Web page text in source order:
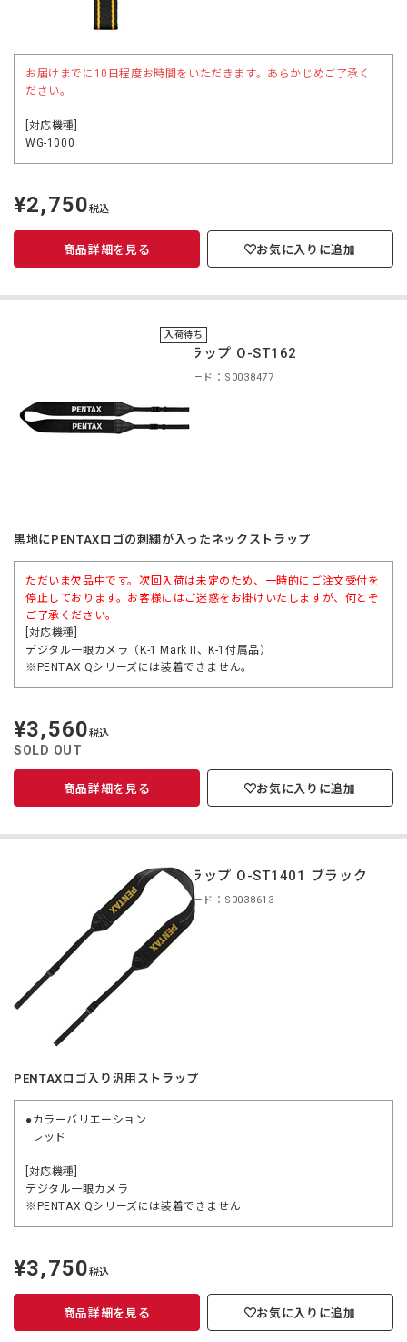
お届けまでに10日程度お時間をいただきます。あらかじめご了承く
ださい。
[対応機種]
WG-1000
定
価
¥2,750税込
商品詳細を見る お気に入りに追加
入荷待ち
ストラップ O-ST162
商品コード：S0038477
黒地にPENTAXロゴの刺繍が入ったネックストラップ
ただいま欠品中です。次回入荷は未定のため、一時的にご注文受付を
停止しております。お客様にはご迷惑をお掛けいたしますが、何とぞ
ご了承ください。
[対応機種]
デジタル一眼カメラ（K-1 Mark II、K-1付属品）
※PENTAX Qシリーズには装着できません。
定
価
¥3,560税込
SOLD OUT
商品詳細を見る お気に入りに追加
ストラップ O-ST1401 ブラック
商品コード：S0038613
PENTAXロゴ入り汎用ストラップ
●カラーバリエーション
レッド
[対応機種]
デジタル一眼カメラ
※PENTAX Qシリーズには装着できません
定
価
¥3,750税込
商品詳細を見る お気に入りに追加